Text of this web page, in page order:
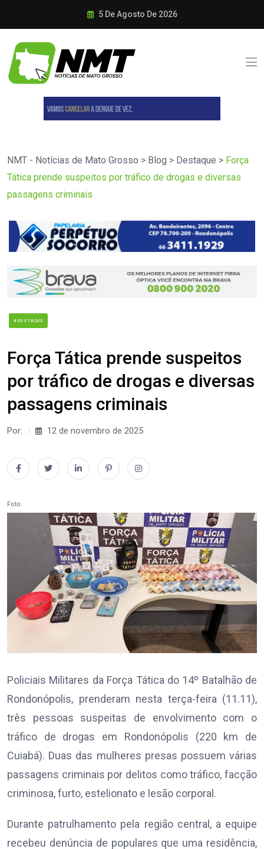
5 De Agosto De 2026
NMT - Notícias de Mato Grosso > Blog > Destaque > Força
Tática prende suspeitos por tráfico de drogas e diversas
passagens criminais
#DESTAQUE
Força Tática prende suspeitos
por tráfico de drogas e diversas
passagens criminais
Por: 12 de novembro de 2025
Foto:
Policiais Militares da Força Tática do 14º Batalhão de
Rondonópolis, prenderam nesta terça-feira (11.11),
três pessoas suspeitas de envolvimento com o
tráfico de drogas em Rondonópolis (220 km de
Cuiabá). Duas das mulheres presas possuem várias
passagens criminais por delitos como tráfico, facção
criminosa, furto, estelionato e lesão corporal.
Durante patrulhamento pela região central, a equipe
recebeu denúncia de populares que uma residência,